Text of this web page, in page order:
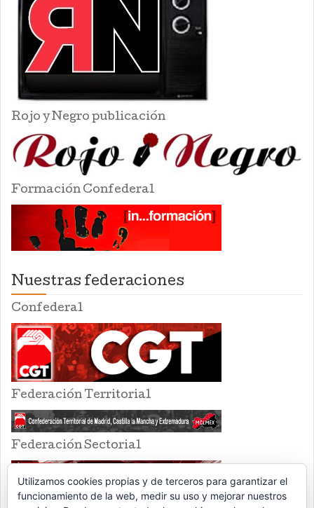
Rojo y Negro publicación
Formación Confederal
Nuestras federaciones
Confederal
Federación Territorial
Federación Sectorial
Utilizamos cookies propias y de terceros para garantizar el
funcionamiento de la web, medir su uso y mejorar nuestros